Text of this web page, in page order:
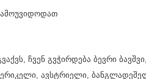
ჩვენ გვჭირდება ბევრი
ავსტრიელი,